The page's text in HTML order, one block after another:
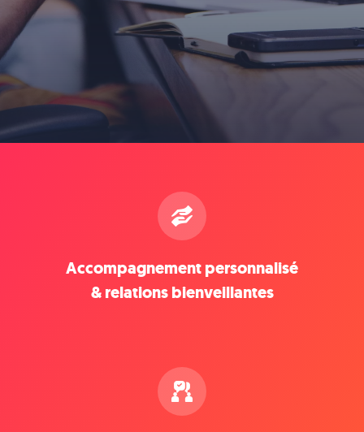
Accompagnement personnalisé
& relations bienveillantes